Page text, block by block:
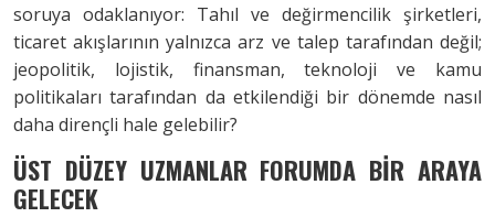
soruya odaklanıyor: Tahıl ve değirmencilik şirketleri,
ticaret akışlarının yalnızca arz ve talep tarafından değil;
jeopolitik, lojistik, finansman, teknoloji ve kamu
politikaları tarafından da etkilendiği bir dönemde nasıl
daha dirençli hale gelebilir?
ÜST DÜZEY UZMANLAR FORUMDA BİR ARAYA
GELECEK